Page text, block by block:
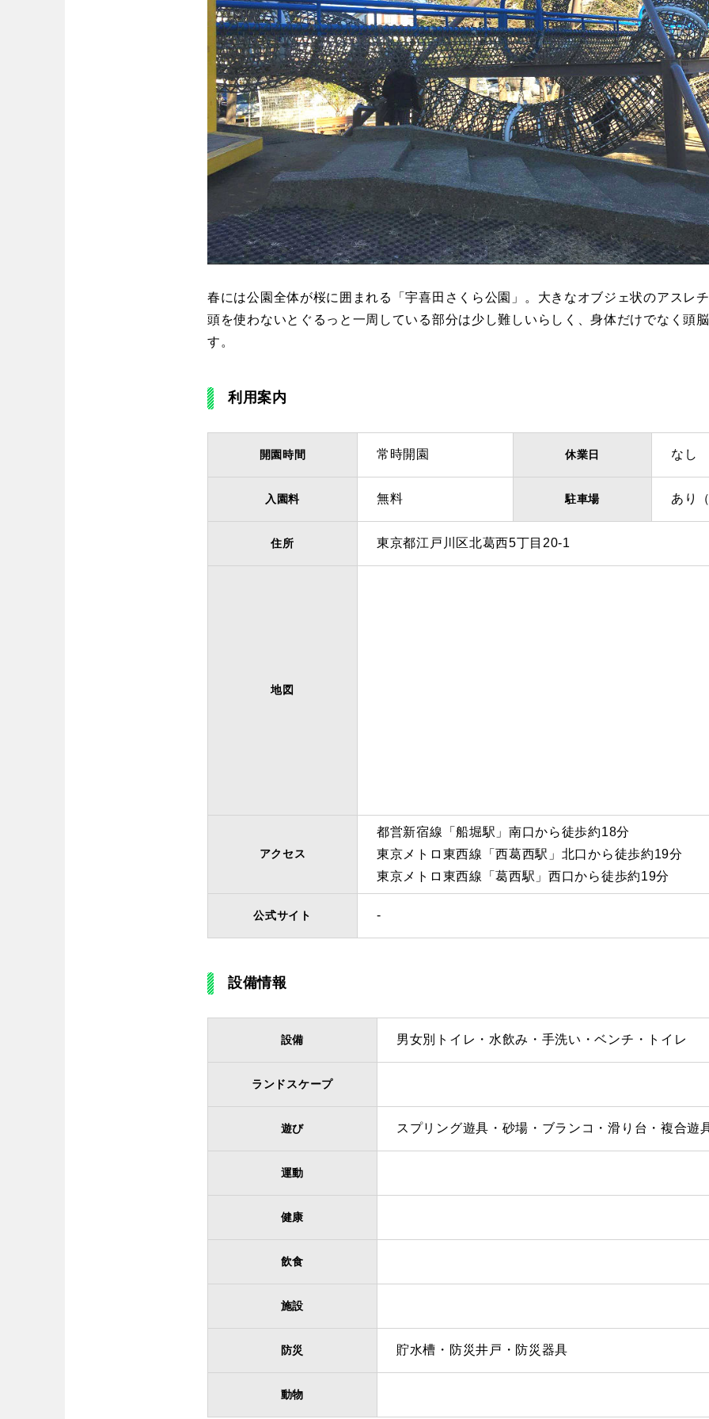
春には公園全体が桜に囲まれる「宇喜田さくら公園」。大きなオブジェ状のアスレ
頭を使わないとぐるっと一周している部分は少し難しいらしく、身体だけでなく頭
す。
利用案内
開園時間 常時開園 休業日 なし
入園料 無料 駐車場 あり
住所 東京都江戸川区北葛西5丁目20-1
地図
アクセス
都営新宿線「船堀駅」南口から徒歩約18分
東京メトロ東西線「西葛西駅」北口から徒歩約19分
東京メトロ東西線「葛西駅」西口から徒歩約19分
公式サイト ‐
設備情報
設備 男女別トイレ・水飲み・手洗い・ベンチ・トイレ
ランドスケープ
遊び スプリング遊具・砂場・ブランコ・滑り台・複合遊
運動
健康
飲食
施設
防災 貯水槽・防災井戸・防災器具
動物